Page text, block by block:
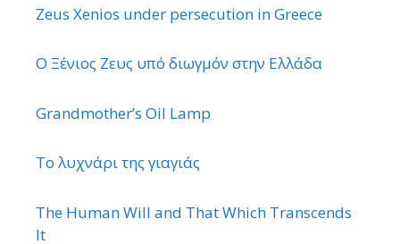
Zeus Xenios under persecution in Greece
Ο Ξένιος Ζευς υπό διωγμόν στην Ελλάδα
Grandmother’s Oil Lamp
Το λυχνάρι της γιαγιάς
The Human Will and That Which Transcends
It